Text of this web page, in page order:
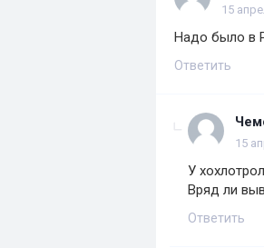
15
Надо было в
Ответить
15
У
Вряд ли
Ответить